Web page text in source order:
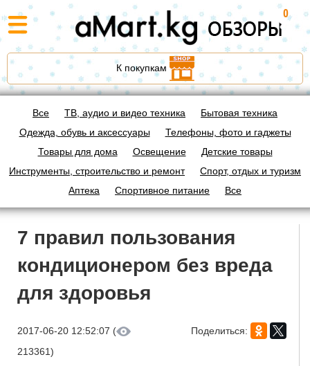
0
К покупкам
Все ТВ, аудио и видео техника
Бытовая техника
Одежда, обувь и аксессуары
Телефоны, фото и гаджеты
Товары для дома
Освещение
Детские товары
Инструменты, строительство и ремонт
Спорт, отдых и туризм
Аптека
Спортивное питание Все
7 правил пользования
кондиционером без вреда
для здоровья
2017-06-20 12:52:07 (
213361)
Поделиться: